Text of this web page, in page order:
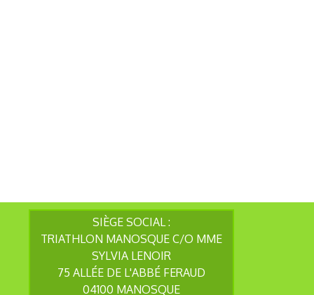
SIÈGE SOCIAL :
TRIATHLON MANOSQUE C/O MME
SYLVIA LENOIR
75 ALLÉE DE L'ABBÉ FERAUD
04100 MANOSQUE